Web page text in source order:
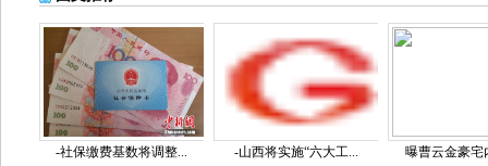
-社保缴费基数将调整... -山西将实施“六大工... 曝曹云金豪宅